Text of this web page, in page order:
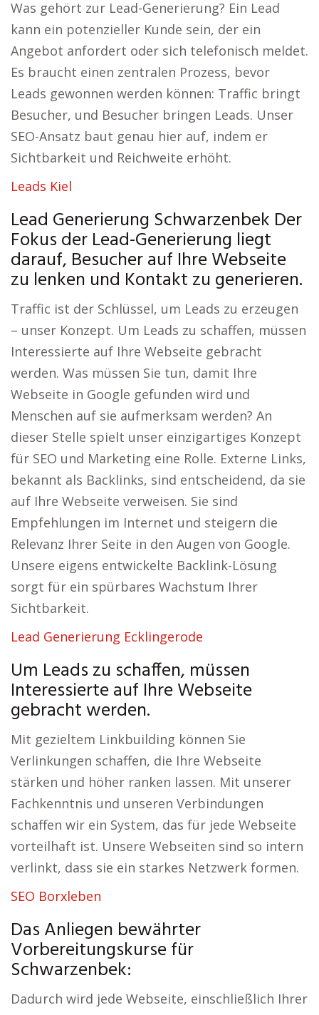
Was gehört zur Lead-Generierung? Ein Lead
kann ein potenzieller Kunde sein, der ein
Angebot anfordert oder sich telefonisch meldet.
Es braucht einen zentralen Prozess, bevor
Leads gewonnen werden können: Traffic bringt
Besucher, und Besucher bringen Leads. Unser
SEO-Ansatz baut genau hier auf, indem er
Sichtbarkeit und Reichweite erhöht.
Leads Kiel
Lead Generierung Schwarzenbek Der
Fokus der Lead-Generierung liegt
darauf, Besucher auf Ihre Webseite
zu lenken und Kontakt zu generieren.
Traffic ist der Schlüssel, um Leads zu erzeugen
– unser Konzept. Um Leads zu schaffen, müssen
Interessierte auf Ihre Webseite gebracht
werden. Was müssen Sie tun, damit Ihre
Webseite in Google gefunden wird und
Menschen auf sie aufmerksam werden? An
dieser Stelle spielt unser einzigartiges Konzept
für SEO und Marketing eine Rolle. Externe Links,
bekannt als Backlinks, sind entscheidend, da sie
auf Ihre Webseite verweisen. Sie sind
Empfehlungen im Internet und steigern die
Relevanz Ihrer Seite in den Augen von Google.
Unsere eigens entwickelte Backlink-Lösung
sorgt für ein spürbares Wachstum Ihrer
Sichtbarkeit.
Lead Generierung Ecklingerode
Um Leads zu schaffen, müssen
Interessierte auf Ihre Webseite
gebracht werden.
Mit gezieltem Linkbuilding können Sie
Verlinkungen schaffen, die Ihre Webseite
stärken und höher ranken lassen. Mit unserer
Fachkenntnis und unseren Verbindungen
schaffen wir ein System, das für jede Webseite
vorteilhaft ist. Unsere Webseiten sind so intern
verlinkt, dass sie ein starkes Netzwerk formen.
SEO Borxleben
Das Anliegen bewährter
Vorbereitungskurse für
Schwarzenbek:
Dadurch wird jede Webseite, einschließlich Ihrer